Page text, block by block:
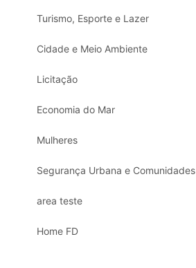
Turismo, Esporte e Lazer
Cidade e Meio Ambiente
Licitação
Economia do Mar
Mulheres
Segurança Urbana e Comunidades
area teste
Home FD